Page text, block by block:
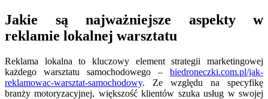
Jakie są najważniejsze aspekty w
reklamie lokalnej warsztatu
Reklama lokalna to kluczowy element strategii marketingowej
każdego warsztatu samochodowego – biedroneczki.com.pl/jak-
reklamowac-warsztat-samochodowy. Ze względu na specyfikę
branży motoryzacyjnej, większość klientów szuka usług w swojej